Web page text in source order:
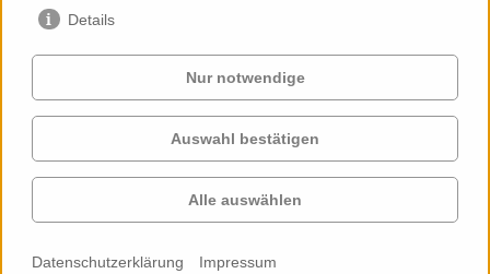
Services
Cases
Auftraggeber
Projekte
Profil
Kontakt
Details
Nur notwendige
Auswahl bestätigen
Alle auswählen
Datenschutzerklärung Impressum